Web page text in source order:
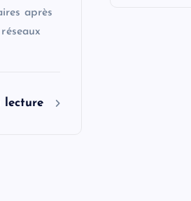
après
lecture